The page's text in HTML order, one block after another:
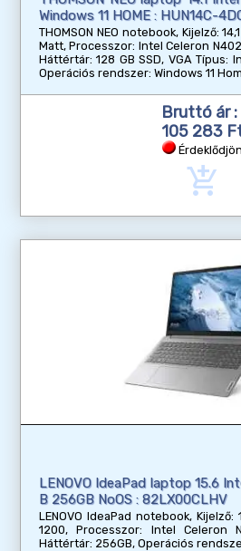
Windows 11 HOME : HUN14C-
THOMSON NEO notebook, Kijelző:
Matt, Processzor: Intel Celeron
Háttértár: 128 GB SSD, VGA Típus:
Operációs rendszer: Windows 11
Bruttó ár :
105 283
Érdeklődjön
add_shopping_cart
LENOVO IdeaPad laptop 15.6
B 256GB NoOS : 82LX00CLHV
LENOVO IdeaPad notebook,
1200, Processzor: Intel Celeron
Háttértár: 256GB, Operációs